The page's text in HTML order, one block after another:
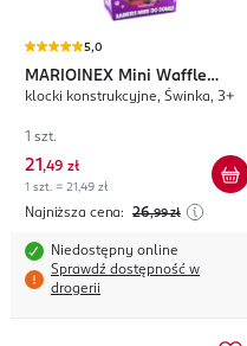
5,0
MARIOINEX Mini Waffle
Pocket Pets
klocki konstrukcyjne, Świnka, 3+
1 szt.
21 ,49 zł
1 szt. = 21,49 zł
Najniższa cena: 26,99 zł
Niedostępny online
Sprawdź dostępność w
drogerii